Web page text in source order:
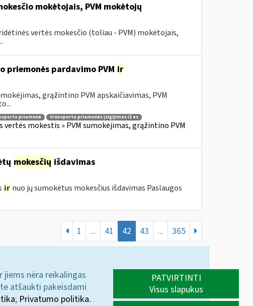
mokėtojais, PVM mokėtojų
vertės mokesčio (toliau - PVM) mokėtojais,
priemonės pardavimo PVM ir
grąžintino PVM apskaičiavimas, PVM
priemonė
transporto priemonės įsigijimas iš es
vertės mokestis » PVM sumokėjimas, grąžintino PVM
mokesčių išdavimas
ir nuo jų sumokėtus mokesčius išdavimas Paslaugos
1 ... 41 42 43 ... 365
nėra reikalingas
atšaukti pakeisdami
; Privatumo politika.
PATVIRTINTI
Visus slapukus